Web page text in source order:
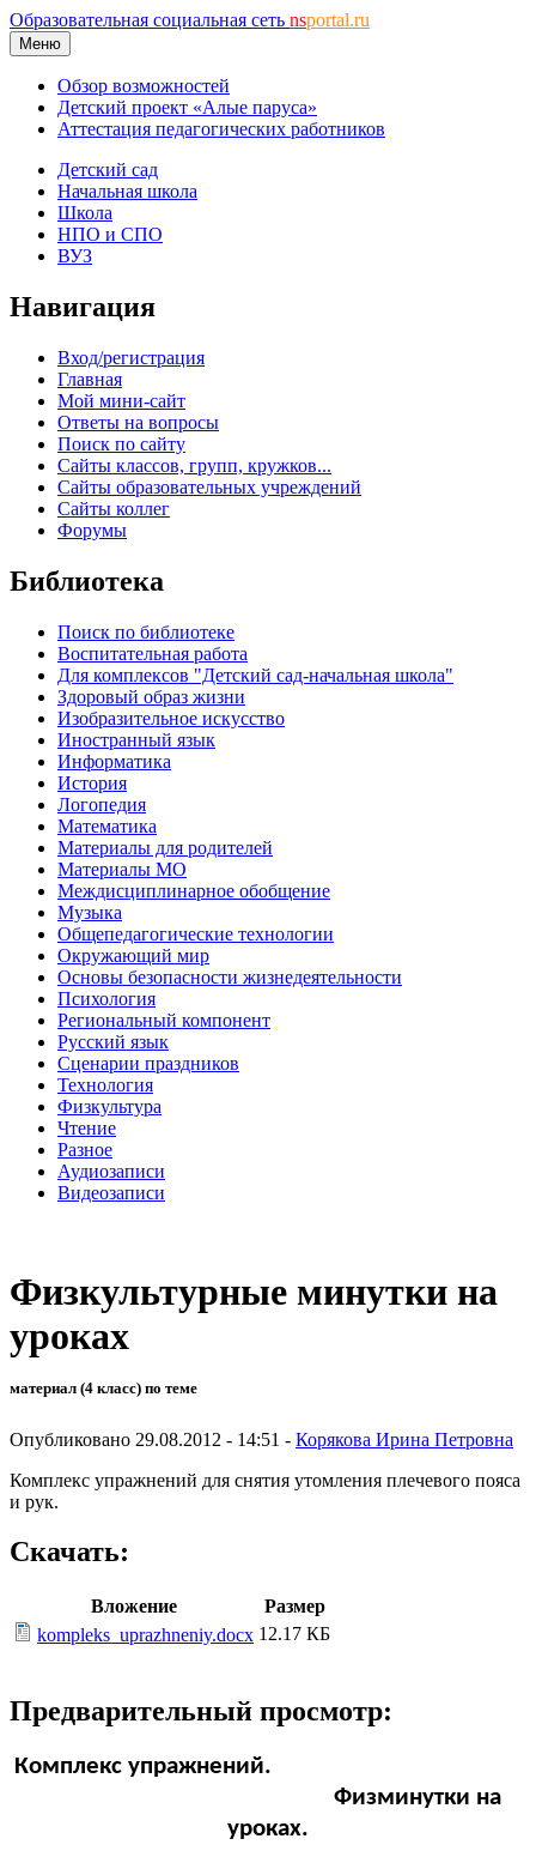
Образовательная социальная сеть nsportal.ru
Меню
Обзор возможностей
Детский проект «Алые паруса»
Аттестация педагогических работников
Детский сад
Начальная школа
Школа
НПО и СПО
ВУЗ
Навигация
Вход/регистрация
Главная
Мой мини-сайт
Ответы на вопросы
Поиск по сайту
Сайты классов, групп, кружков...
Сайты образовательных учреждений
Сайты коллег
Форумы
Библиотека
Поиск по библиотеке
Воспитательная работа
Для комплексов "Детский сад-начальная школа"
Здоровый образ жизни
Изобразительное искусство
Иностранный язык
Информатика
История
Логопедия
Математика
Материалы для родителей
Материалы МО
Междисциплинарное обобщение
Музыка
Общепедагогические технологии
Окружающий мир
Основы безопасности жизнедеятельности
Психология
Региональный компонент
Русский язык
Сценарии праздников
Технология
Физкультура
Чтение
Разное
Аудиозаписи
Видеозаписи
Физкультурные минутки на
уроках
материал (4 класс) по теме
Опубликовано 29.08.2012 - 14:51 - Корякова Ирина Петровна
Комплекс упражнений для снятия утомления плечевого пояса
и рук.
Скачать:
Вложение
Размер
kompleks_uprazhneniy.docx 12.17 КБ
Предварительный просмотр:
Комплекс упражнений.
Физминутки на
уроках.